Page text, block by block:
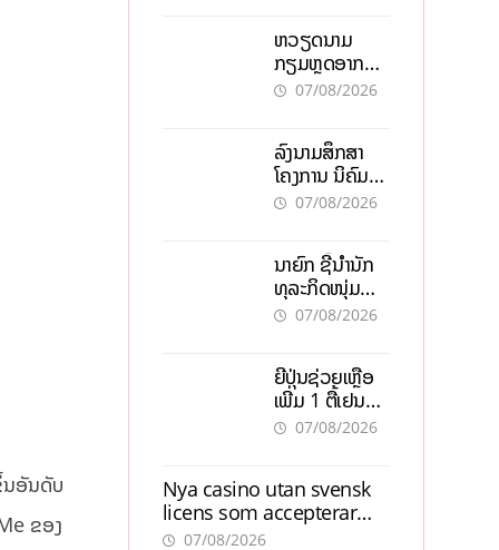
ນອັນດັບ
ຂອງ
ຫວຽດນາມ
ກຽມຫຼຸດອາກອນ
ລາຍໄດ້ 30%
ແລະ ຈຸນລະ
ວິສາຫະກິດ
07/08/2026
ລົງນາມສຶກສາ
ໂຄງການ ນິຄົມ
ອຸດສາຫະກຳ
150 ລ້ານໂດລາ,
ສ້າງວຽກ 5.000
ຕຳແໜ່ງ
07/08/2026
ນາຍົກ ຊີ້ນຳນັກ
ທຸລະກິດໜຸ່ມ
ຕ້ອງນຳໜ້າແກ້
ສາກົນ, ຫັນສູ່ດິຈິ
ຕອນ
07/08/2026
ຍີ່ປຸ່ນຊ່ວຍເຫຼືອ
ເພີ່ມ 1 ຕື້ເຢນ
ອັບເກຣດ
ເຕີບໂຕ
07/08/2026
Nya casino utan svensk
licens som accepterar
Swish: En jämförelse
07/08/2026